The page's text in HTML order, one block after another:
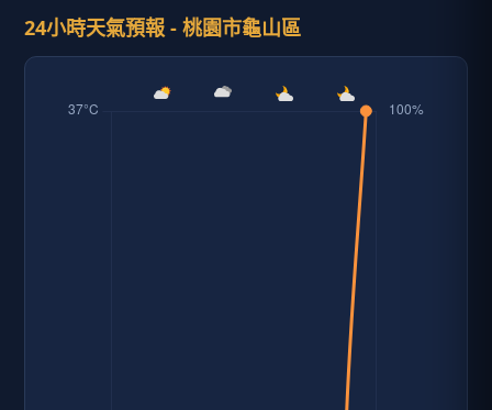
24小時天氣預報 - 桃園市龜山區